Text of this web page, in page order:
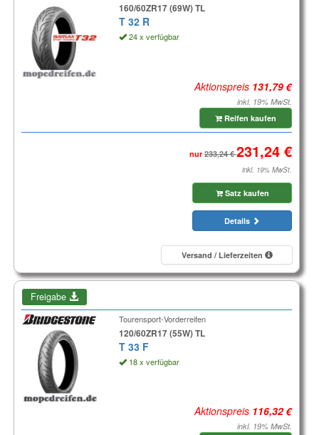
160/60ZR17 (69W) TL
T 32 R
24 x verfügbar
Aktionspreis
inkl. 19% MwSt.
Reifen kaufen
nur
inkl. 19% MwSt.
Satz kaufen
Details
Versand / Lieferzeiten
Freigabe
Tourensport-Vorderreifen
120/60ZR17 (55W) TL
T 33 F
18 x verfügbar
Aktionspreis
inkl. 19% MwSt.